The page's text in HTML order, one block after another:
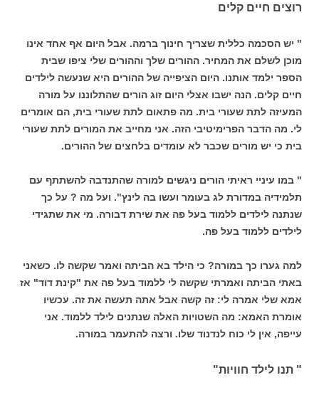
רוצים חיים קלים
" יש הסכמה כללית שצריך חינוך ברמה. אבל היום אף אחד אינו
מוכן לשלם את המחיר. ההורים שלך וההורים שלי ציפו שבית
הספר ילמד אותנו. היום הציפייה של ההורים היא שנעשה לילדים
חיים קלים. הנה ישבו אצלי היום זוג הורים שהתלוננו על מורה
המעיזה לתת שעורי בית. מה פתאום לתת שעורי בית, הם אומרים
לי. מה הדבר הפרימיטיבי הזה. אני מחייב את המורים לתת שעורי
בית כי יש מורים שכבר לא עומדים בלחצים של ההורים.
" במו עיניי ראיתי הורים ניגשים למורה שהתנדבה להשתתף עם
תלמידיה במדורת לג בעומר ועשו בה לינץ". ועל מה ? על כך
שנתנה לילדים ללמוד בעל פה את שירת דבורה. מי את שתגידי
לילדים ללמוד בעל פה.
למה גערו כך במורה? כי הילד בא הביתה ואמר שקשה לו. כשאני
באתי הביתה ואמרתי שקשה לי ללמוד בעל פה את "קינת דוד" אז
אמא שלי אמרה לי: זה קשה אבל אתה תעשה את זה. עכשיו
אומרת האמא: מה השטויות האלה שנתנים לילד ללמוד. אני
עייפה, אין לי כוח לנדנוד שלו. ורצה להתעמר במורה.
" תנו לילד חוויות"